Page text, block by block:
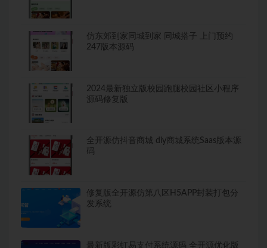
仿东郊到家同城到家 同城搭子 上门预约
247版本源码
2024最新独立版校园跑腿校园社区小程序
源码修复版
全开源仿抖音商城 diy商城系统Saas版本源
码
修复版全开源仿第八区H5APP封装打包分
发系统
最新版彩虹易支付系统源码 全开源优化版